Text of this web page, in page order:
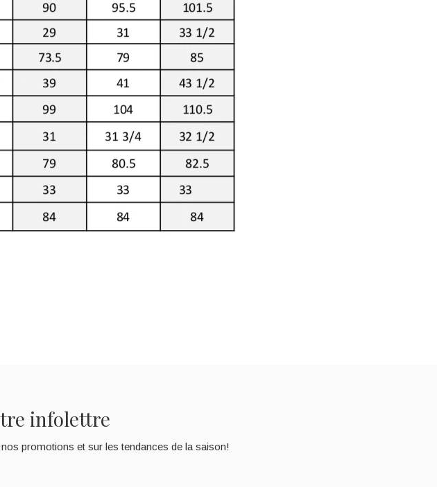
infolettre
promotions et sur les tendances de la saison!